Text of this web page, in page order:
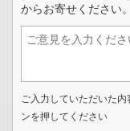
からお寄せください。
ご入力していただいた
ンを押してください